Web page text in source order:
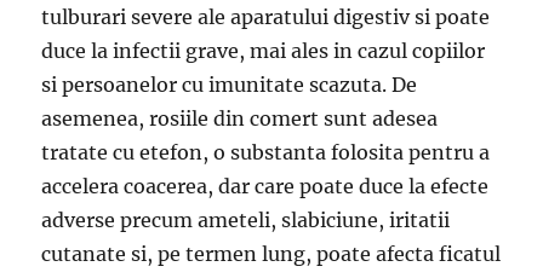
tulburari severe ale aparatului digestiv si poate
duce la infectii grave, mai ales in cazul copiilor
si persoanelor cu imunitate scazuta. De
asemenea, rosiile din comert sunt adesea
tratate cu etefon, o substanta folosita pentru a
accelera coacerea, dar care poate duce la efecte
adverse precum ameteli, slabiciune, iritatii
cutanate si, pe termen lung, poate afecta ficatul